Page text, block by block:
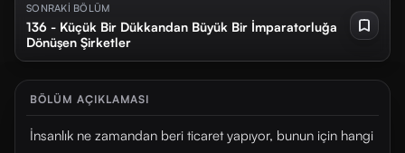
SONRAKİ BÖLÜM
136 - Küçük Bir Dükkandan Büyük Bir İmparatorluğa
Dönüşen Şirketler
BÖLÜM AÇIKLAMASI
İnsanlık ne zamandan beri ticaret yapıyor, bunun için hangi